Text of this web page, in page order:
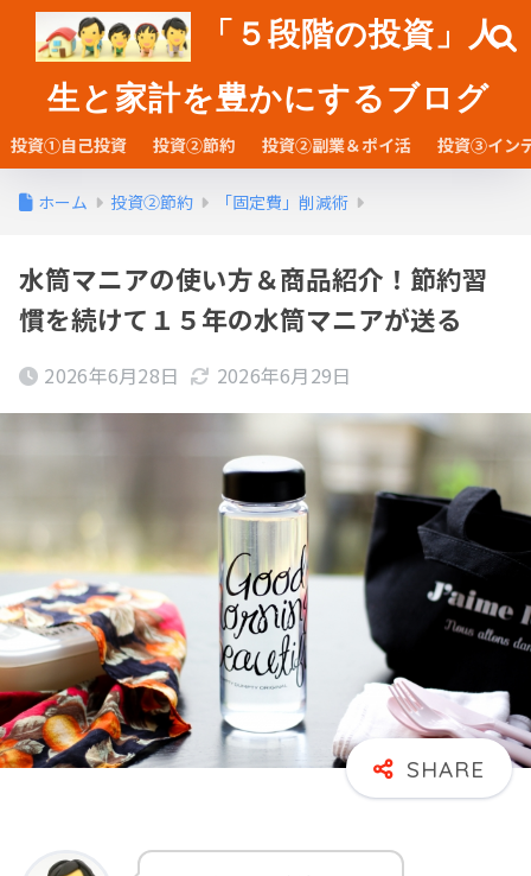
「５段階の投資」人
生と家計を豊かにするブログ
投資①自己投資 投資②節約 投資②副業＆ポイ活 投資③イン
ホーム 投資②節約 「固定費」削減術
水筒マニアの使い方＆商品紹介！節約習
慣を続けて１５年の水筒マニアが送る
2026年6月28日 2026年6月29日